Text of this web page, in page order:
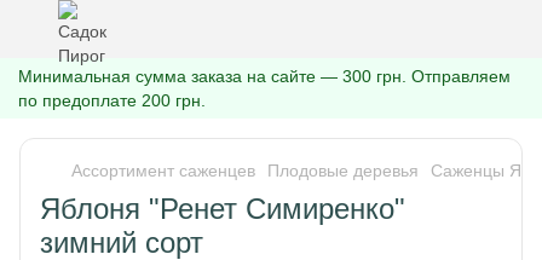
Минимальная сумма заказа на сайте — 300 грн. Отправляем
по предоплате 200 грн.
Ассортимент саженцев Плодовые деревья Саженцы
Яблоня "Ренет Симиренко"
зимний сорт